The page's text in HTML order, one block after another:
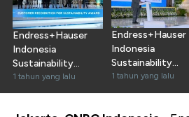
Endress+Hauser
Indonesia
Sustainability
Recognition Forum
2025 (3/3)
1 tahun yang lalu
Endress+Hauser
Indonesia
Sustainability
Recognition
2025 (2/3)
1 tahun yang lalu